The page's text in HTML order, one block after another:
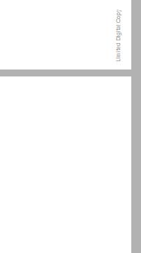
תוכן העניינים ... 5